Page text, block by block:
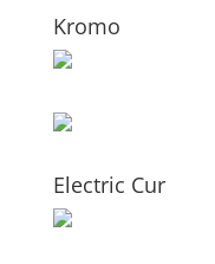
Kromo
Electric Cur